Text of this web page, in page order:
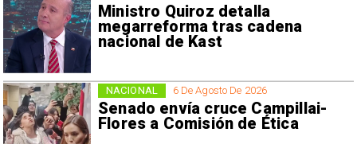
Ministro Quiroz detalla
megarreforma tras cadena
nacional de Kast
6 De Agosto De 2026
Senado envía cruce Campillai-
Flores a Comisión de Ética
NACIONAL